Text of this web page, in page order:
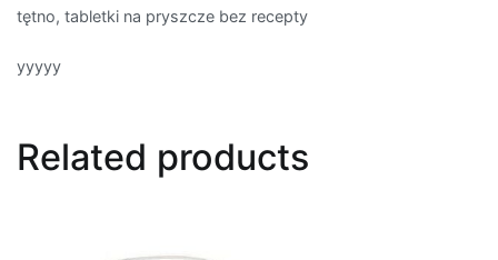
tętno, tabletki na pryszcze bez recepty
yyyyy
Related products